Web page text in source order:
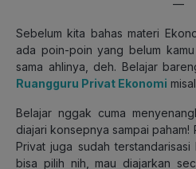
—
Sebelum kita bahas materi
ada poin-poin yang belum
sama ahlinya, deh. Belajar
Ruangguru Privat Ekonomi
Belajar nggak cuma
diajari konsepnya sampai
Privat juga sudah
bisa pilih nih, mau diajarkan